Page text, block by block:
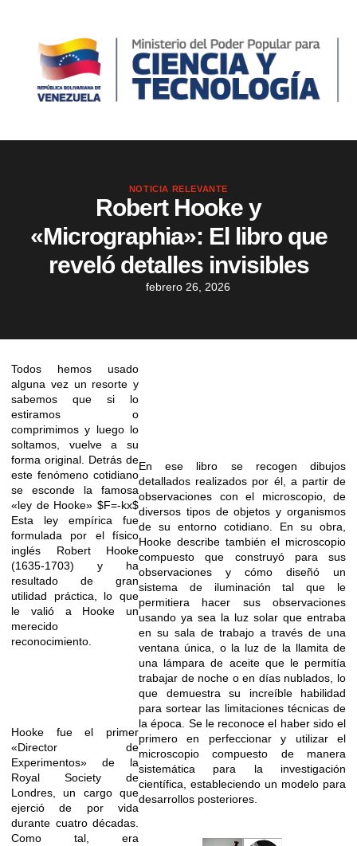
NOTICIA RELEVANTE
Robert Hooke y
«Micrographia»: El libro que
reveló detalles invisibles
febrero 26, 2026
Todos hemos usado
alguna vez un resorte y
sabemos que si lo
estiramos o
comprimimos y luego lo
soltamos, vuelve a su
forma original. Detrás de
este fenómeno cotidiano
se esconde la famosa
«ley de Hooke» $F=-kx$
Esta ley empírica fue
formulada por el físico
inglés Robert Hooke
(1635-1703) y ha
resultado de gran
utilidad práctica, lo que
le valió a Hooke un
merecido
reconocimiento.
Hooke fue el primer
«Director de
Experimentos» de la
Royal Society de
Londres, un cargo que
ejerció de por vida
durante cuatro décadas.
Como tal, era
En ese libro se recogen dibujos
detallados realizados por él, a partir de
observaciones con el microscopio, de
diversos tipos de objetos y organismos
de su entorno cotidiano. En su obra,
Hooke describe también el microscopio
compuesto que construyó para sus
observaciones y cómo diseñó un
sistema de iluminación tal que le
permitiera hacer sus observaciones
usando ya sea la luz solar que entraba
en su sala de trabajo a través de una
ventana única, o la luz de la llamita de
una lámpara de aceite que le permitía
trabajar de noche o en días nublados, lo
que demuestra su increíble habilidad
para sortear las limitaciones técnicas de
la época. Se le reconoce el haber sido el
primero en perfeccionar y utilizar el
microscopio compuesto de manera
sistemática para la investigación
científica, estableciendo un modelo para
desarrollos posteriores.